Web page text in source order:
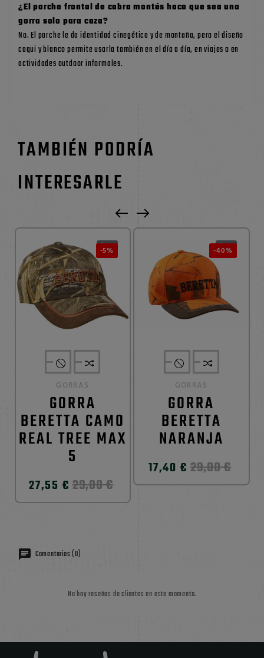
¿El parche frontal de cabra montés hace que sea una
gorra solo para caza?
No. El parche le da identidad cinegética y de montaña, pero el diseño
caqui y blanco permite usarla también en el día a día, en viajes o en
actividades outdoor informales.
TAMBIÉN PODRÍA
INTERESARLE
-5%
0
GORRAS
GORRA
BERETTA CAMO
REAL TREE MAX
5
27,55 € 29,00 €
-40%
0
GORRAS
GORRA
BERETTA
NARANJA
17,40 € 29,00 €
Comentarios (0)
No hay reseñas de clientes en este momento.